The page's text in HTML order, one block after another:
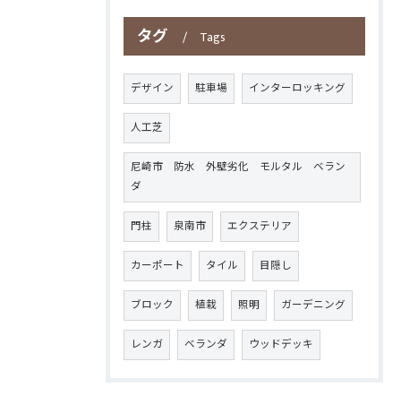
タグ Tags
デザイン 駐車場 インターロッキング
人工芝
尼崎市 防水 外壁劣化 モルタル ベラン
ダ
門柱 泉南市 エクステリア
カーポート タイル 目隠し
ブロック 植栽 照明 ガーデニング
レンガ ベランダ ウッドデッキ